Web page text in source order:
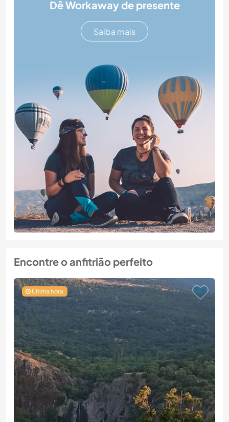
Dê Workaway de presente
Saiba mais
Encontre o anfitrião perfeito
Última hora